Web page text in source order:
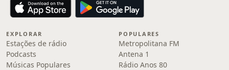
EXPLORAR
Estações de rádio
Podcasts
Músicas Populares
POPULARES
Metropolitana FM
Antena 1
Rádio Anos 80